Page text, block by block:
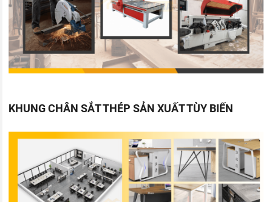
KHUNG CHÂN SẮT THÉP SẢN XUẤT TÙY BIẾN